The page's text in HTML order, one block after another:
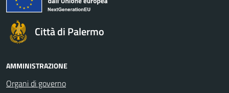
Città di Palermo
AMMINISTRAZIONE
Organi di governo